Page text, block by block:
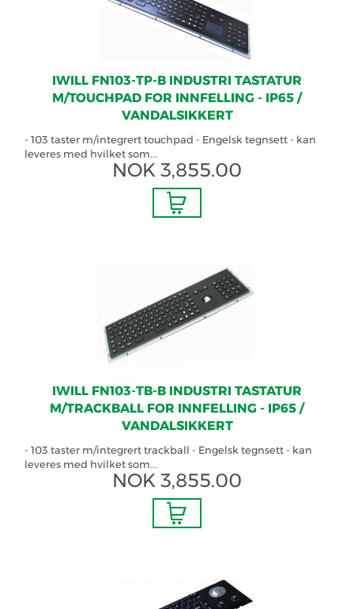
IWILL FN103-TP-B INDUSTRI TASTATUR
M/TOUCHPAD FOR INNFELLING - IP65 /
VANDALSIKKERT
- 103 taster m/integrert touchpad - Engelsk tegnsett - kan
leveres med hvilket som...
NOK 3,855.00
IWILL FN103-TB-B INDUSTRI TASTATUR
M/TRACKBALL FOR INNFELLING - IP65 /
VANDALSIKKERT
- 103 taster m/integrert trackball - Engelsk tegnsett - kan
leveres med hvilket som...
NOK 3,855.00